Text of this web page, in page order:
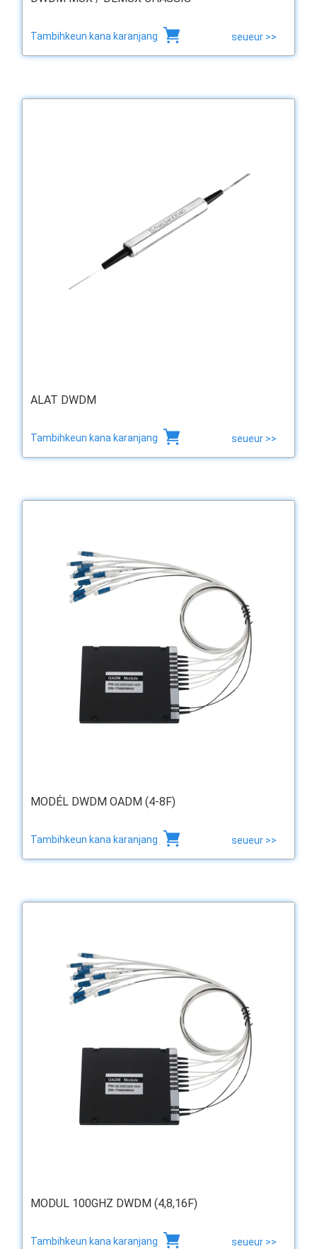
Tambihkeun kana karanjang seueur >>
ALAT DWDM
Tambihkeun kana karanjang seueur >>
MODÉL DWDM OADM (4-8F)
Tambihkeun kana karanjang seueur >>
MODUL 100GHZ DWDM (4,8,16F)
Tambihkeun kana karanjang seueur >>